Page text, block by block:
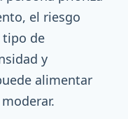
el riesgo
tipo de
y
alimentar